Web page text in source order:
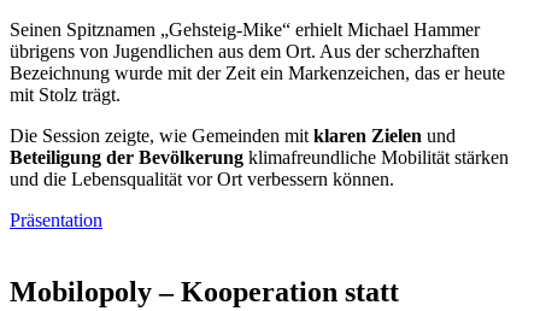
Seinen Spitznamen „Gehsteig-Mike“ erhielt Michael Hammer
übrigens von Jugendlichen aus dem Ort. Aus der scherzhaften
Bezeichnung wurde mit der Zeit ein Markenzeichen, das er heute
mit Stolz trägt.
Die Session zeigte, wie Gemeinden mit klaren Zielen und
Beteiligung der Bevölkerung klimafreundliche Mobilität stärken
und die Lebensqualität vor Ort verbessern können.
Präsentation
Mobilopoly – Kooperation statt